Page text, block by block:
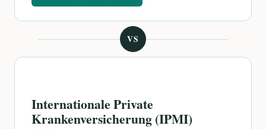
VS
Internationale Private
Krankenversicherung (IPMI)